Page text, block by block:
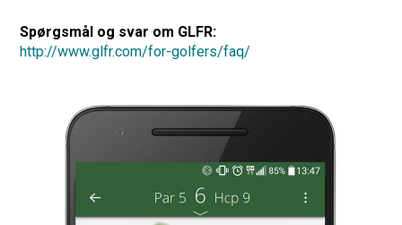
Spørgsmål og svar om GLFR:
http://www.glfr.com/for-golfers/faq/